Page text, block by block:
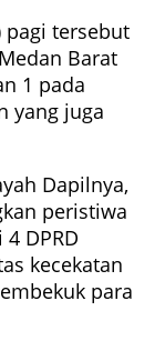
pagi tersebut
Barat
1 pada
yang juga
Dapilnya,
peristiwa
DPRD
kecekatan
para